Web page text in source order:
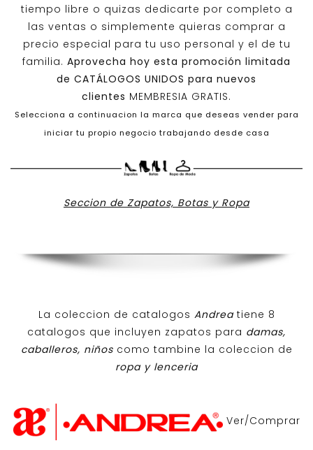
tiempo libre o quizas dedicarte por completo a
las ventas o simplemente quieras comprar a
precio especial para tu uso personal y el de tu
familia. Aprovecha hoy esta promoción limitada
de CATÁLOGOS UNIDOS para nuevos
clientes MEMBRESIA GRATIS.
Selecciona a continuacion la marca que deseas vender para
iniciar tu propio negocio trabajando desde casa
Seccion de Zapatos, Botas y Ropa
La coleccion de catalogos Andreatiene 8
catalogos que incluyen zapatos para damas,
caballeros, niños como tambine la coleccion de
ropa y lenceria
Ver/Comprar